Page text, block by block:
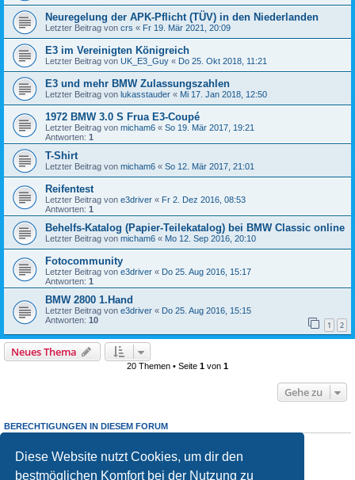
Diese Website nutzt Cookies, um dir den
bestmöglichen Komfort bei der Nutzung zu
Neuregelung der APK-Pflicht (TÜV) in den Niederlanden
Letzter Beitrag von crs « Fr 19. Mär 2021, 20:09
E3 im Vereinigten Königreich
Letzter Beitrag von UK_E3_Guy « Do 25. Okt 2018, 11:21
E3 und mehr BMW Zulassungszahlen
Letzter Beitrag von lukasstauder « Mi 17. Jan 2018, 12:50
1972 BMW 3.0 S Frua E3-Coupé
Letzter Beitrag von micham6 « So 19. Mär 2017, 19:21
Antworten: 1
T-Shirt
Letzter Beitrag von micham6 « So 12. Mär 2017, 21:01
Reifentest
Letzter Beitrag von e3driver « Fr 2. Dez 2016, 08:53
Antworten: 1
Behelfs-Katalog (Papier-Teilekatalog) bei BMW Classic online
Letzter Beitrag von micham6 « Mo 12. Sep 2016, 20:10
Fotocommunity
Letzter Beitrag von e3driver « Do 25. Aug 2016, 15:17
Antworten: 1
BMW 2800 1.Hand
Letzter Beitrag von e3driver « Do 25. Aug 2016, 15:15
Antworten: 10 1 2
Neues Thema
20 Themen • Seite 1 von 1
Gehe zu
BERECHTIGUNGEN IN DIESEM FORUM
Du darfst keineAntworten zu Themen in diesem Forum erstellen.
Du darfst deine Beiträge in diesem Forumnichtändern.
Du darfst deine Beiträge in diesem Forum nicht löschen.